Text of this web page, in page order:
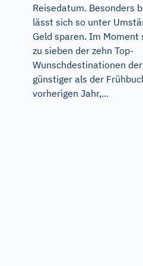
Reisedatum. Besonders
lässt sich so unter
Geld sparen. Im Moment
zu sieben der zehn Top-
Wunschdestinationen
günstiger als der
vorherigen Jahr,...